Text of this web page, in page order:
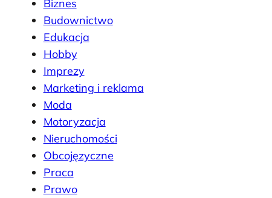
Biznes
Budownictwo
Edukacja
Hobby
Imprezy
Marketing i reklama
Moda
Motoryzacja
Nieruchomości
Obcojęzyczne
Praca
Prawo